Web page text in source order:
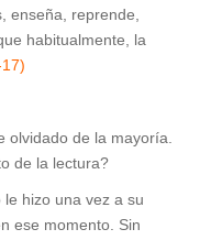
enseña, reprende,
habitualmente, la
olvidado de la mayoría.
de la lectura?
hizo una vez a su
ese momento. Sin